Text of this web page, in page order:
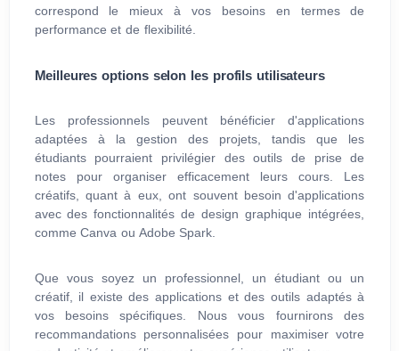
correspond le mieux à vos besoins en termes de
performance et de flexibilité.
Meilleures options selon les profils utilisateurs
Les professionnels peuvent bénéficier d'applications
adaptées à la gestion des projets, tandis que les
étudiants pourraient privilégier des outils de prise de
notes pour organiser efficacement leurs cours. Les
créatifs, quant à eux, ont souvent besoin d'applications
avec des fonctionnalités de design graphique intégrées,
comme Canva ou Adobe Spark.
Que vous soyez un professionnel, un étudiant ou un
créatif, il existe des applications et des outils adaptés à
vos besoins spécifiques. Nous vous fournirons des
recommandations personnalisées pour maximiser votre